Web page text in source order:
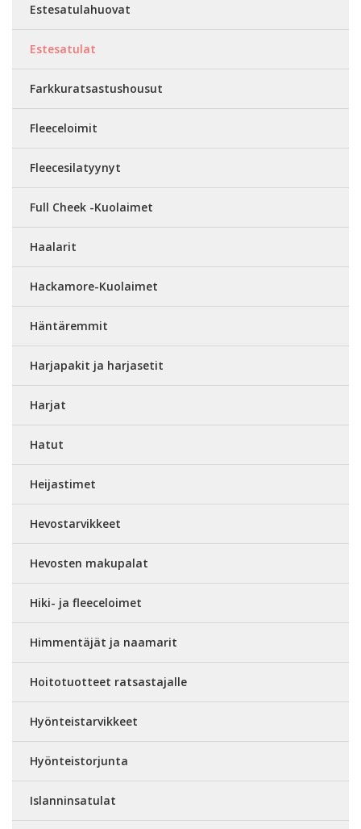
Estesatulahuovat
Estesatulat
Farkkuratsastushousut
Fleeceloimit
Fleecesilatyynyt
Full Cheek -Kuolaimet
Haalarit
Hackamore-Kuolaimet
Häntäremmit
Harjapakit ja harjasetit
Harjat
Hatut
Heijastimet
Hevostarvikkeet
Hevosten makupalat
Hiki- ja fleeceloimet
Himmentäjät ja naamarit
Hoitotuotteet ratsastajalle
Hyönteistarvikkeet
Hyönteistorjunta
Islanninsatulat